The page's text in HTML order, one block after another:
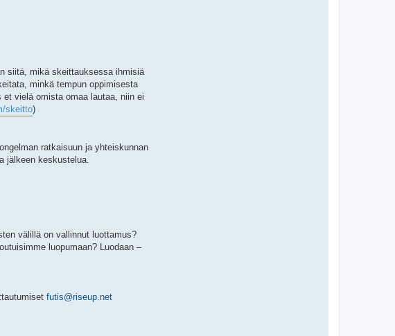
siitä, mikä skeittauksessa ihmisiä
minkä tempun oppimisesta
vielä omista omaa lautaa, niin ei
skeitto)
ratkaisuun ja yhteiskunnan
jälkeen keskustelua.
välillä on vallinnut luottamus?
luopumaan? Luodaan –
futis@riseup.net